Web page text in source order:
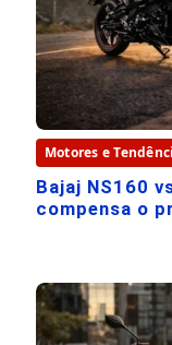
Motores e
Bajaj NS160
compensa o